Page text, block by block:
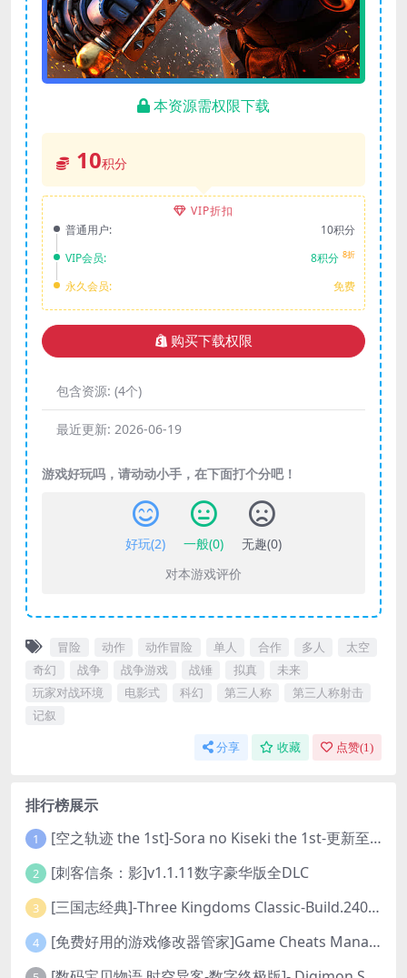
本资源需权限下载
10积分
VIP折扣
普通用户:
10积分
VIP会员:
8积分 8折
永久会员: 免费
购买下载权限
包含资源: (4个)
最近更新: 2026-06-19
游戏好玩吗，请动动小手，在下面打个分吧！
好玩(2) 一般(0) 无趣(0)
对本游戏评价
冒险 动作 动作冒险 单人 合作 多人
太空
奇幻
战争 战争游戏 战锤 拟真
未来
玩家对战环境
电影式 科幻 第三人称
第三人称射击
记叙
分享 收藏 点赞(1 )
排行榜展示
1 [空之轨迹 the 1st]-Sora no Kiseki the 1st-更新至v1.06.4-全DLC
2 [刺客信条：影]v1.1.11数字豪华版全DLC
3 [三国志经典]-Three Kingdoms Classic-Build.24048091-v1.0.0+5
4 [免费好用的游戏修改器管家]Game Cheats Manager